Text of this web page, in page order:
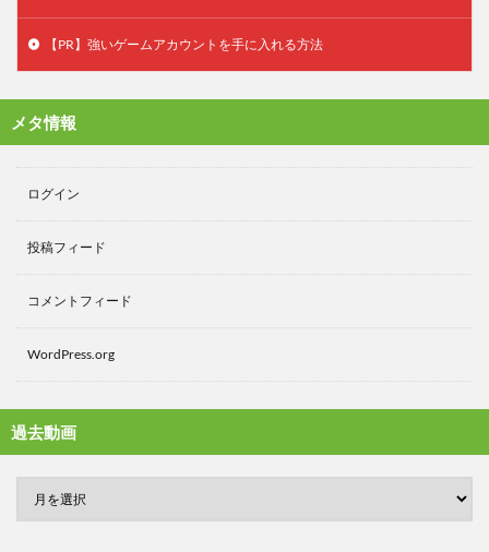
【PR】強いゲームアカウントを手に入れる方法
メタ情報
ログイン
投稿フィード
コメントフィード
WordPress.org
過去動画